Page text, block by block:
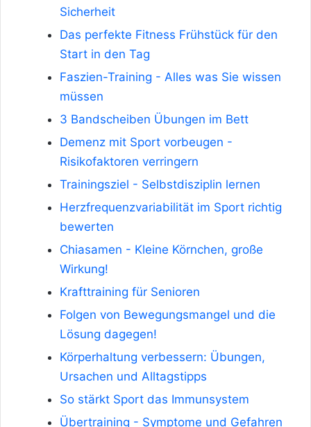
Sicherheit
Das perfekte Fitness Frühstück für den
Start in den Tag
Faszien-Training - Alles was Sie wissen
müssen
3 Bandscheiben Übungen im Bett
Demenz mit Sport vorbeugen -
Risikofaktoren verringern
Trainingsziel - Selbstdisziplin lernen
Herzfrequenzvariabilität im Sport richtig
bewerten
Chiasamen - Kleine Körnchen, große
Wirkung!
Krafttraining für Senioren
Folgen von Bewegungsmangel und die
Lösung dagegen!
Körperhaltung verbessern: Übungen,
Ursachen und Alltagstipps
So stärkt Sport das Immunsystem
Übertraining - Symptome und Gefahren